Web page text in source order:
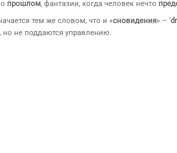
прошлом, фантазии, когда человек нечто
тем же словом, что и «сновидения» – ‘
не поддаются управлению.